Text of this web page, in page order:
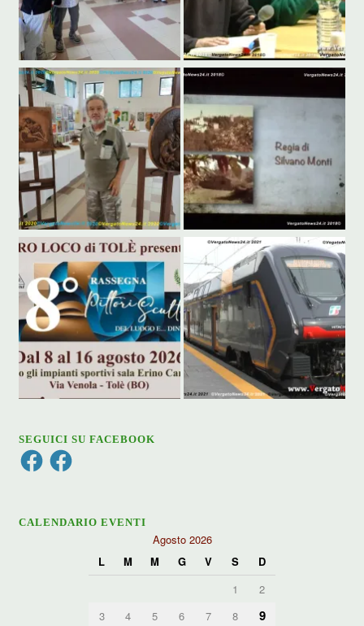
SEGUICI SU FACEBOOK
FacebookFacebook
CALENDARIO EVENTI
Agosto 2026
L
M M G V S
D
1
2
3
4 5 6 7 8 9